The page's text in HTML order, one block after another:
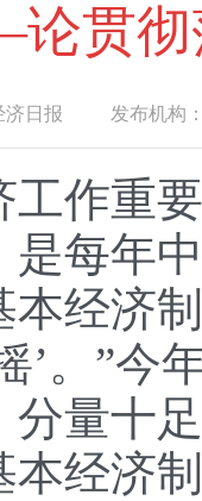
贯彻
济日报 发布机构
重要
是每年
本经济
’。”今
分量十
济制